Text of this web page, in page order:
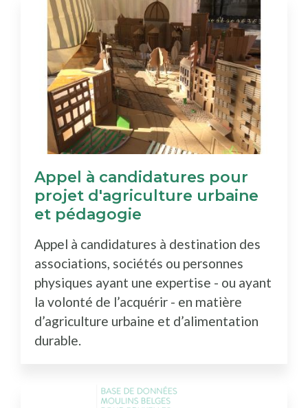
Appel à candidatures pour
projet d'agriculture urbaine
et pédagogie
Appel à candidatures à destination des
associations, sociétés ou personnes
physiques ayant une expertise - ou ayant
la volonté de l’acquérir - en matière
d’agriculture urbaine et d’alimentation
durable.